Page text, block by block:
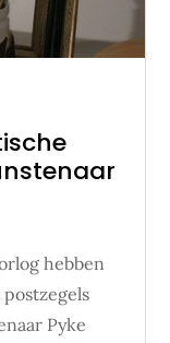
hebben
Pyke